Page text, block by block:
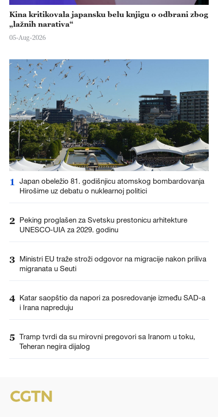
Kina kritikovala japansku belu knjigu o odbrani zbog
„lažnih narativa“
05-Aug-2026
1
Japan obeležio 81. godišnjicu atomskog bombardovanja
Hirošime uz debatu o nuklearnoj politici
2 Peking proglašen za Svetsku prestonicu arhitekture
UNESCO-UIA za 2029. godinu
3 Ministri EU traže stroži odgovor na migracije nakon priliva
migranata u Seuti
4 Katar saopštio da napori za posredovanje između SAD-a
i Irana napreduju
5 Tramp tvrdi da su mirovni pregovori sa Iranom u toku,
Teheran negira dijalog